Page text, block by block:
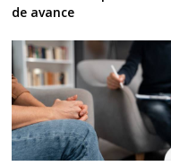
de avance